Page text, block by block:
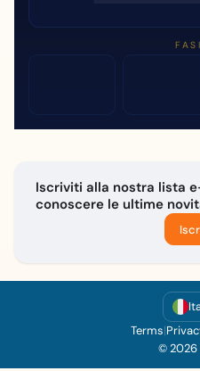
Iscriviti alla nostra lista
conoscere le ultime
Terms|
© 2026